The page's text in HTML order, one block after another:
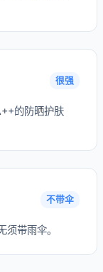
很强
的防晒护肤
不带伞
带雨伞。